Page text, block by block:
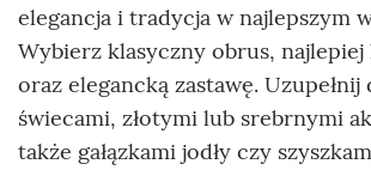
elegancja i tradycja w najlepszym
Wybierz klasyczny obrus, najlepiej
oraz elegancką zastawę. Uzupełnij
świecami, złotymi lub srebrnymi
także gałązkami jodły czy